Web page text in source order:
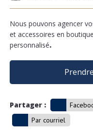
Nous pouvons agencer
et accessoires en
personnalisé.
Partager :
Par courriel